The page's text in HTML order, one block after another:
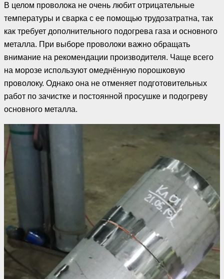
В целом проволока не очень любит отрицательные
температуры и сварка с ее помощью трудозатратна, так
как требует дополнительного подогрева газа и основного
металла. При выборе проволоки важно обращать
внимание на рекомендации производителя. Чаще всего
на морозе используют омеднённую порошковую
проволоку. Однако она не отменяет подготовительных
работ по зачистке и постоянной просушке и подогреву
основного металла.